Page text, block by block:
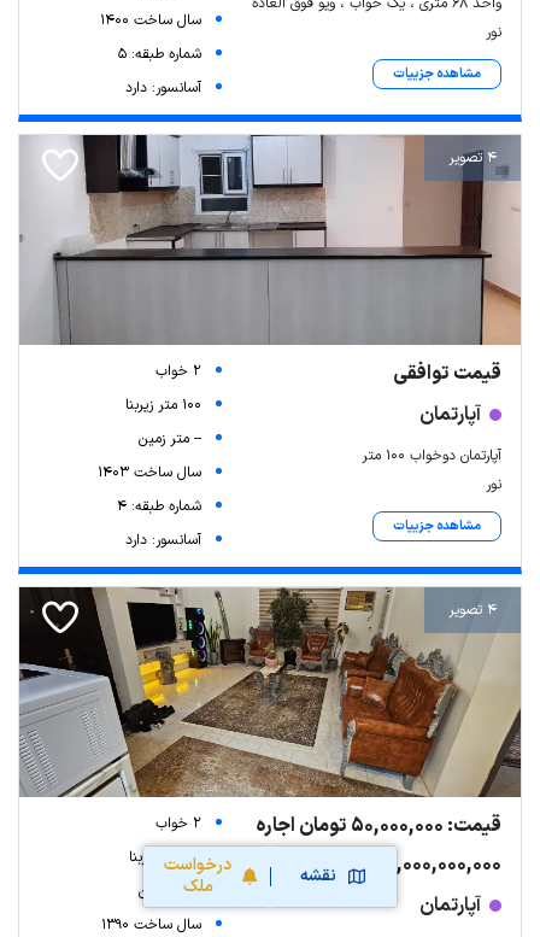
نقشه
درخواست
ملک
نور
مشاهده جزییات
سال ساخت 1400
شماره طبقه: 5
آسانسور: دارد
4 تصویر
قیمت توافقی
آپارتمان
آپارتمان دوخواب ۱۰۰ متر
نور
مشاهده جزییات
2 خواب
100 متر زیربنا
-- متر زمین
سال ساخت 1403
شماره طبقه: 4
آسانسور: دارد
4 تصویر
قیمت: 50,000,000 تومان اجاره
1,000,000,000 تومان رهن
آپارتمان
2 خواب
80 متر زیربنا
-- متر زمین
سال ساخت 1390